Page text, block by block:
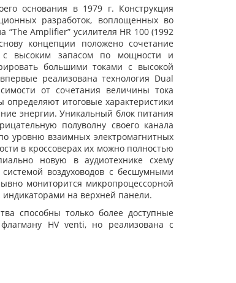
основания в 1979 г. Конструкция
разработок, воплощенных во
Amplifier” усилителя HR 100 (1992
концепции положено сочетание
с высоким запасом по мощности и
большими токами с высокой
реализована технология Dual
от сочетания величины тока
итоговые характеристики
энергии. Уникальный блок питания
полуволну своего канала
уровню взаимных электромагнитных
в кроссоверах их можно полностью
новую в аудиотехнике схему
воздуховодов с бесшумными
мониторится микропроцессорной
на верхней панели.
способны только более доступные
HV venti, но реализована с